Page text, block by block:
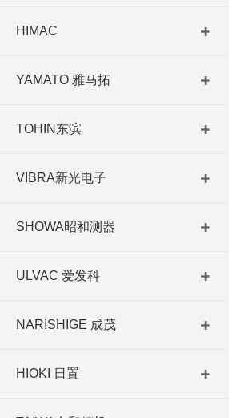
HIMAC
YAMATO 雅马拓
TOHIN东滨
VIBRA新光电子
SHOWA昭和测器
ULVAC 爱发科
NARISHIGE 成茂
HIOKI 日置